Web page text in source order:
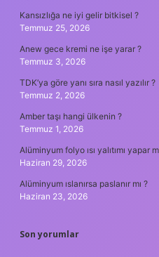
Kansızlığa ne iyi gelir bitkisel ?
Temmuz 25, 2026
Anew gece kremi ne işe yarar ?
Temmuz 3, 2026
TDK’ya göre yanı sıra nasıl yazılır ?
Temmuz 2, 2026
Amber taşı hangi ülkenin ?
Temmuz 1, 2026
Alüminyum folyo ısı yalıtımı yapar
Haziran 29, 2026
Alüminyum ıslanırsa paslanır mı ?
Haziran 23, 2026
Son yorumlar